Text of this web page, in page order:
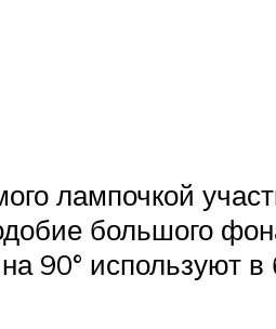
лампочкой
большого
90° используют